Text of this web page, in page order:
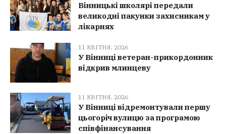
Вінницькі школярі передали
великодні пакунки захисникам у
лікарнях
11 КВІТНЯ, 2026
У Вінниці ветеран-прикордонник
відкрив млинцеву
11 КВІТНЯ, 2026
У Вінниці відремонтували першу
цьогоріч вулицю за програмою
співфінансування